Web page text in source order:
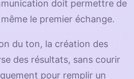
doit permettre de
le premier échange.
du ton, la création des
des résultats, sans courir
pour remplir un